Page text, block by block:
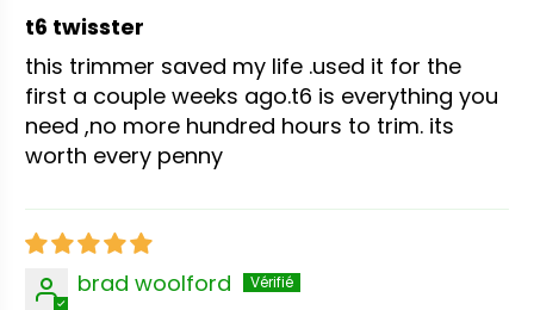
t6 twisster
this trimmer saved my life .used it for the
first a couple weeks ago.t6 is everything you
need ,no more hundred hours to trim. its
worth every penny
brad woolford